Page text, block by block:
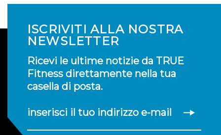
ISCRIVITI ALLA NOSTRA
NEWSLETTER
Ricevi le ultime notizie da TRUE
Fitness direttamente nella tua
casella di posta.
inserisci il tuo indirizzo e-mail